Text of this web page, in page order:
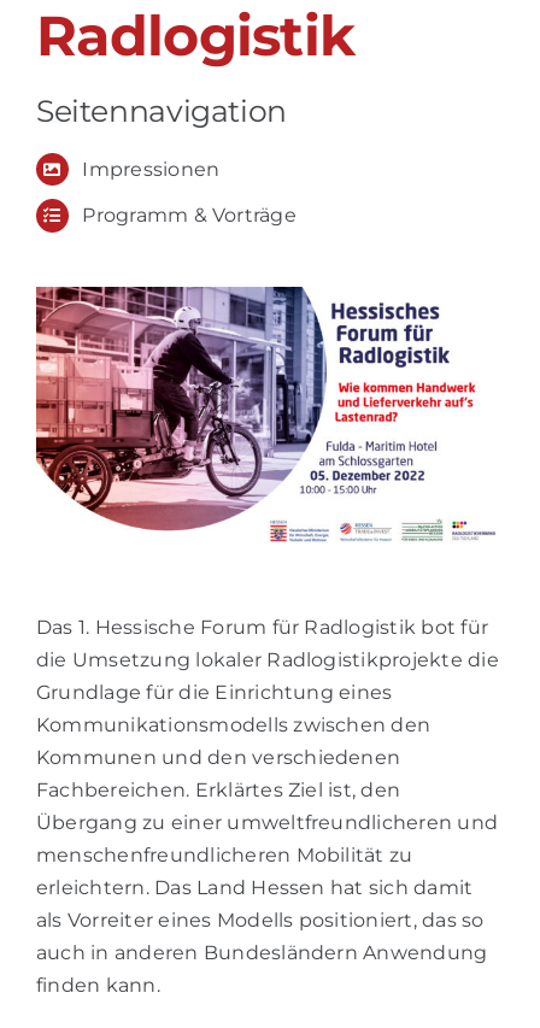
Radlogistik
Seitennavigation
Impressionen
Programm & Vorträge
Das 1. Hessische Forum für Radlogistik bot für
die Umsetzung lokaler Radlogistikprojekte die
Grundlage für die Einrichtung eines
Kommunikationsmodells zwischen den
Kommunen und den verschiedenen
Fachbereichen. Erklärtes Ziel ist, den
Übergang zu einer umweltfreundlicheren und
menschenfreundlicheren Mobilität zu
erleichtern. Das Land Hessen hat sich damit
als Vorreiter eines Modells positioniert, das so
auch in anderen Bundesländern Anwendung
finden kann.